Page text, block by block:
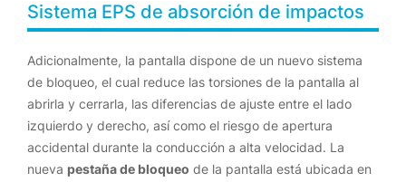
Sistema EPS de absorción de impactos
Adicionalmente, la pantalla dispone de un nuevo sistema
de bloqueo, el cual reduce las torsiones de la pantalla al
abrirla y cerrarla, las diferencias de ajuste entre el lado
izquierdo y derecho, así como el riesgo de apertura
accidental durante la conducción a alta velocidad. La
nueva pestaña de bloqueo de la pantalla está ubicada en